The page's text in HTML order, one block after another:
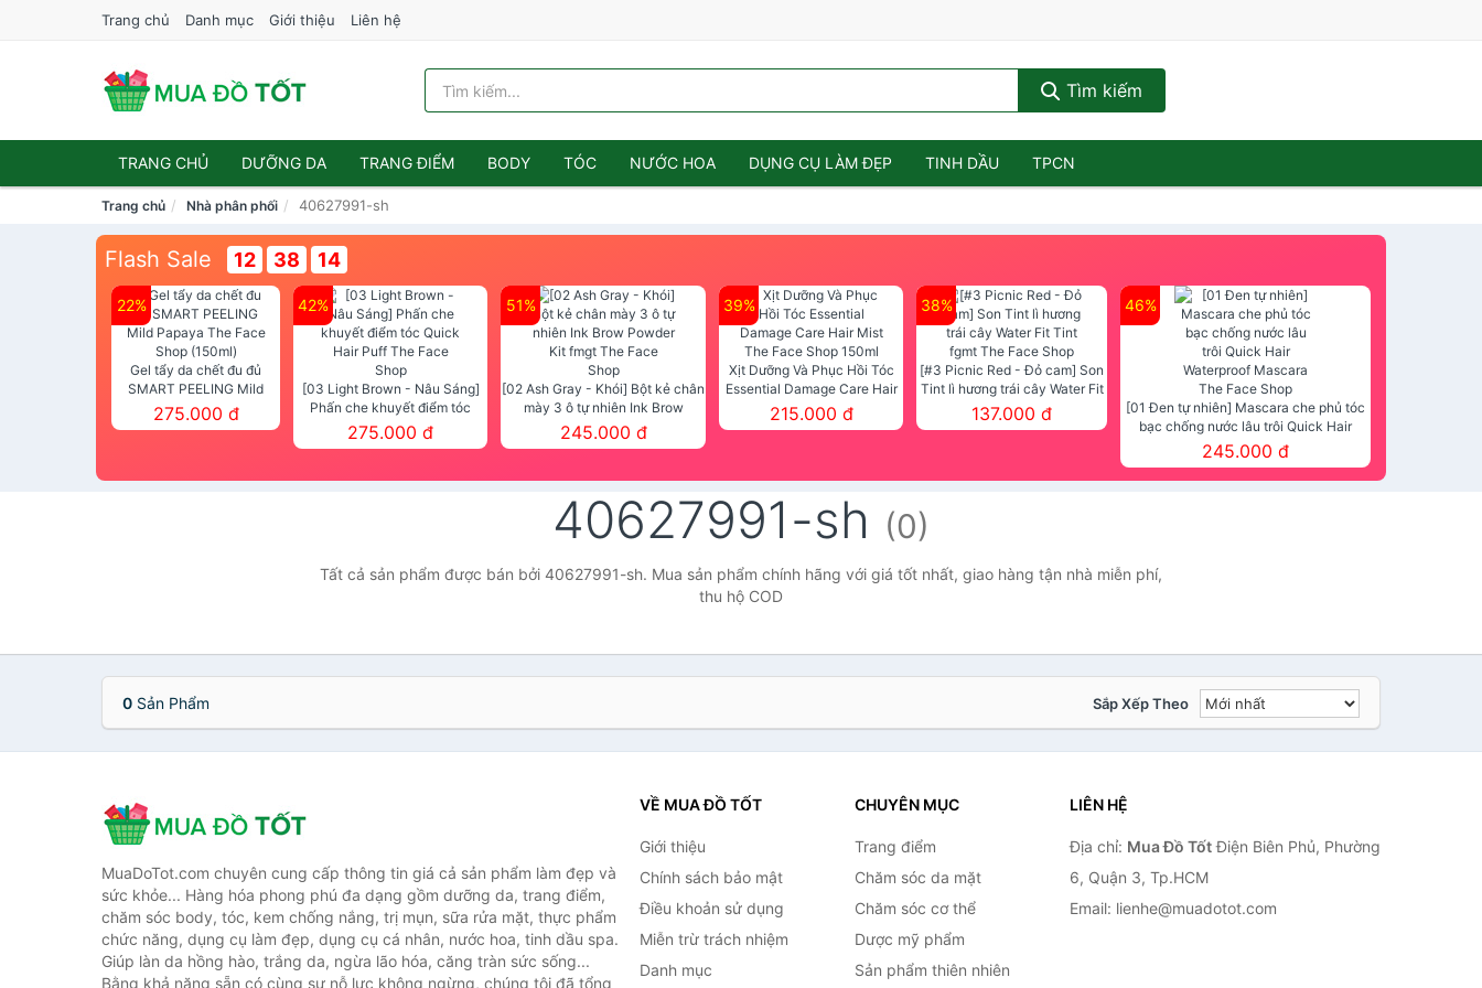
Trang chủ Danh mục Giới thiệu Liên hệ
Tìm kiếm
TRANG CHỦ DƯỠNG DA TRANG ĐIỂM BODY TÓC NƯỚC HOA DỤNG CỤ LÀM ĐẸP TINH DẦU TPCN
Trang chủ Nhà phân phối 40627991-sh
Flash Sale 12 38 14
22%
Gel tẩy da chết đu đủ
SMART PEELING Mild
Papaya The Face Shop
(150ml)
275.000 đ
42%
[03 Light Brown - Nâu Sáng]
Phấn che khuyết điểm tóc
Quick Hair Puff The Face Shop
275.000 đ
51%
[02 Ash Gray - Khói] Bột kẻ chân
mày 3 ô tự nhiên Ink Brow
Powder Kit fmgt The Face Shop
245.000 đ
39%
Xịt Dưỡng Và Phục Hồi Tóc
Essential Damage Care Hair
Mist The Face Shop 150ml
215.000 đ
38%
[#3 Picnic Red - Đỏ cam] Son
Tint lì hương trái cây Water Fit
Tint fgmt The Face Shop
137.000 đ
46%
[01 Đen tự nhiên] Mascara che phủ tóc
bạc chống nước lâu trôi Quick Hair
Waterproof Mascara The Face Shop
245.000 đ
40627991-sh (0)
Tất cả sản phẩm được bán bởi 40627991-sh. Mua sản phẩm chính hãng với giá tốt nhất, giao hàng tận nhà miễn phí,
thu hộ COD
0 Sản Phẩm Sắp Xếp Theo
MuaDoTot.com chuyên cung cấp thông tin giá cả sản phẩm làm đẹp và
sức khỏe... Hàng hóa phong phú đa dạng gồm dưỡng da, trang điểm,
chăm sóc body, tóc, kem chống nắng, trị mụn, sữa rửa mặt, thực phẩm
chức năng, dụng cụ làm đẹp, dụng cụ cá nhân, nước hoa, tinh dầu spa.
Giúp làn da hồng hào, trắng da, ngừa lão hóa, căng tràn sức sống...
Bằng khả năng sẵn có cùng sự nỗ lực không ngừng, chúng tôi đã tổng
VỀ MUA ĐỒ TỐT
Giới thiệu
Chính sách bảo mật
Điều khoản sử dụng
Miễn trừ trách nhiệm
Danh mục
CHUYÊN MỤC
Trang điểm
Chăm sóc da mặt
Chăm sóc cơ thể
Dược mỹ phẩm
Sản phẩm thiên nhiên
LIÊN HỆ
Địa chỉ: Mua Đồ TốtĐiện Biên Phủ, Phường
6, Quận 3, Tp.HCM
Email: lienhe@muadotot.com